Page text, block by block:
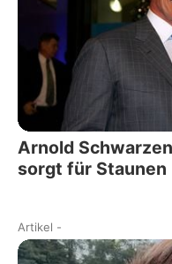
Arnold
sorgt für Staunen
Artikel -